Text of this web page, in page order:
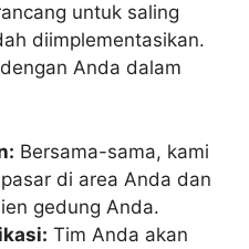
untuk saling
diimplementasikan.
Anda dalam
Bersama-sama, kami
di area Anda dan
gedung Anda.
Tim Anda akan